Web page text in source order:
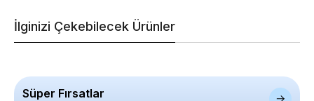
İlginizi Çekebilecek Ürünler
Süper Fırsatlar